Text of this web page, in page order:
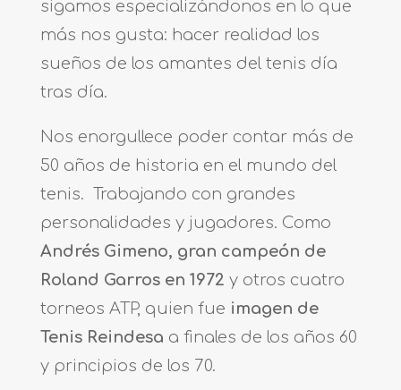
sigamos especializándonos en lo que
más nos gusta: hacer realidad los
sueños de los amantes del tenis día
tras día.
Nos enorgullece poder contar más de
50 años de historia en el mundo del
tenis. Trabajando con grandes
personalidades y jugadores. Como
Andrés Gimeno, gran campeón de
Roland Garros en 1972 y otros cuatro
torneos ATP, quien fue imagen de
Tenis Reindesa a finales de los años 60
y principios de los 70.